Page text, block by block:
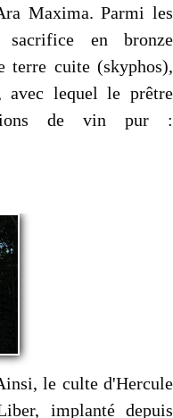
Maxima. Parmi les
sacrifice en bronze
terre cuite (skyphos),
avec lequel le prêtre
de vin pur :
le culte d'Hercule
implanté depuis